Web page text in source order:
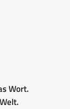
Wort.